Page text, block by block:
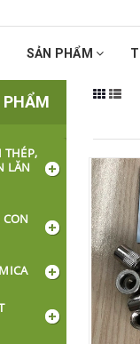
SẢN PHẨM
THÉP,
LĂN